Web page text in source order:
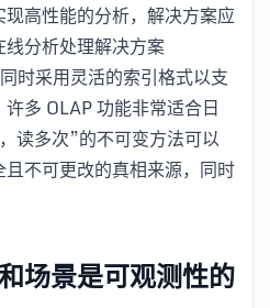
高性能的分析，解决方案应
分析处理解决方案
时采用灵活的索引格式以支
多 OLAP 功能非常适合日
读多次”的不可变方法可以
不可更改的真相来源，同时
场景是可观测性的